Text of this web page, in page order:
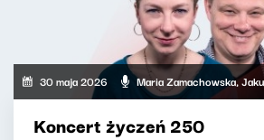
30 maja 2026 Maria Zamachowska,
Koncert życzeń 250